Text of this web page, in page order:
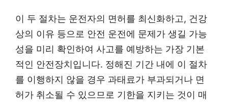
이 두 절차는 운전자의 면허를 최신화하고, 건강
상의 이유 등으로 안전 운전에 문제가 생길 가능
성을 미리 확인하여 사고를 예방하는 가장 기본
적인 안전장치입니다. 정해진 기간 내에 이 절차
를 이행하지 않을 경우 과태료가 부과되거나 면
허가 취소될 수 있으므로 기한을 지키는 것이 매